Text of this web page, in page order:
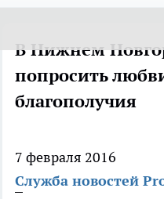
В Нижнем
попросить
благополучия
7 февраля 2016
Служба новостей